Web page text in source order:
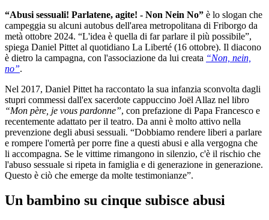
“Abusi sessuali! Parlatene, agite! - Non Nein No” è lo slogan che
campeggia su alcuni autobus dell'area metropolitana di Friborgo da
metà ottobre 2024. “L'idea è quella di far parlare il più possibile”,
spiega Daniel Pittet al quotidiano La Liberté (16 ottobre). Il diacono
è dietro la campagna, con l'associazione da lui creata “Non, nein,
no”.
Nel 2017, Daniel Pittet ha raccontato la sua infanzia sconvolta dagli
stupri commessi dall'ex sacerdote cappuccino Joël Allaz nel libro
“Mon père, je vous pardonne”, con prefazione di Papa Francesco e
recentemente adattato per il teatro. Da anni è molto attivo nella
prevenzione degli abusi sessuali. “Dobbiamo rendere liberi a parlare
e rompere l'omertà per porre fine a questi abusi e alla vergogna che
li accompagna. Se le vittime rimangono in silenzio, c'è il rischio che
l'abuso sessuale si ripeta in famiglia e di generazione in generazione.
Questo è ciò che emerge da molte testimonianze”.
Un bambino su cinque subisce abusi